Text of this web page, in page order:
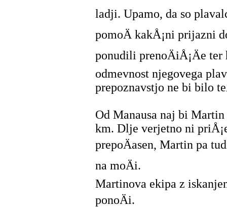
ladji. Upamo, da so
pomoÄ kakÅ¡ni prijazni
ponudili prenoÄiÅ¡Äe
odmevnost njegovega
prepoznavstjo ne bi bilo
Od Manausa naj bi
km. Dlje verjetno ni
prepoÄasen, Martin pa
na moÄi.
Martinova ekipa z
ponoÄi.